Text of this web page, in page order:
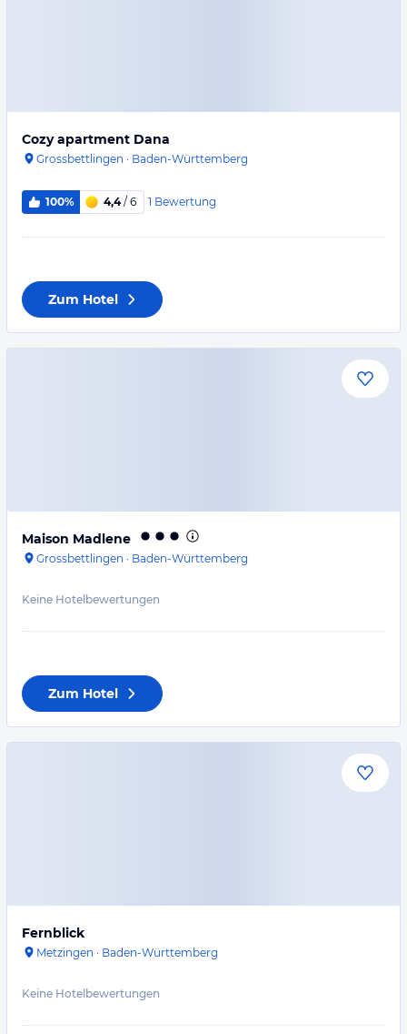
Cozy apartment Dana
Grossbettlingen · Baden-Württemberg
100% 4,4/ 6 1 Bewertung
Zum Hotel
Maison Madlene
Grossbettlingen · Baden-Württemberg
Keine Hotelbewertungen
Zum Hotel
Fernblick
Metzingen · Baden-Württemberg
Keine Hotelbewertungen